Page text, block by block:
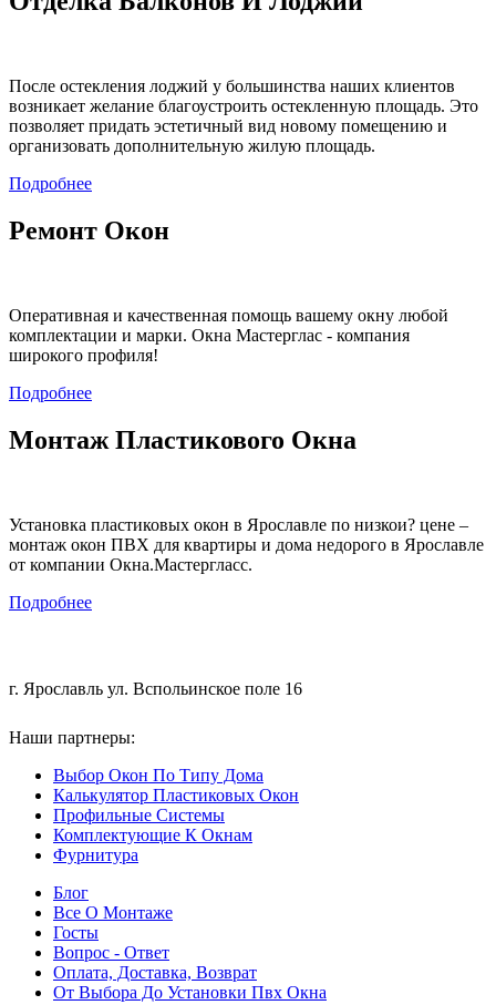
После остекления лоджий у большинства наших клиентов
возникает желание благоустроить остекленную площадь. Это
позволяет придать эстетичный вид новому помещению и
организовать дополнительную жилую площадь.
Подробнее
Ремонт Окон
Оперативная и качественная помощь вашему окну любой
комплектации и марки. Окна Мастерглас - компания
широкого профиля!
Подробнее
Монтаж Пластикового Окна
Установка пластиковых окон в Ярославле по низкои? цене –
монтаж окон ПВХ для квартиры и дома недорого в Ярославле
от компании Окна.Мастергласс.
Подробнее
г. Ярославль ул. Вспольинское поле 16
Наши партнеры:
Выбор Окон По Типу Дома
Калькулятор Пластиковых Окон
Профильные Системы
Комплектующие К Окнам
Фурнитура
Блог
Все О Монтаже
Госты
Вопрос - Ответ
Оплата, Доставка, Возврат
От Выбора До Установки Пвх Окна